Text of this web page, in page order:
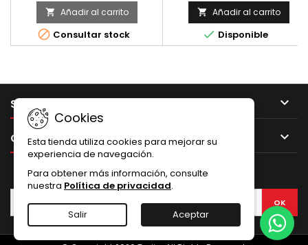
 Añadir al carrito
 Consultar stock
 Añadir al carrito
 Disponible
SU CUENTA 
CONTACTO 
Cookies
Esta tienda utiliza cookies para mejorar su
experiencia de navegación.
Para obtener más información, consulte
nuestra Política de privacidad.
Salir Aceptar
BOLETÍN